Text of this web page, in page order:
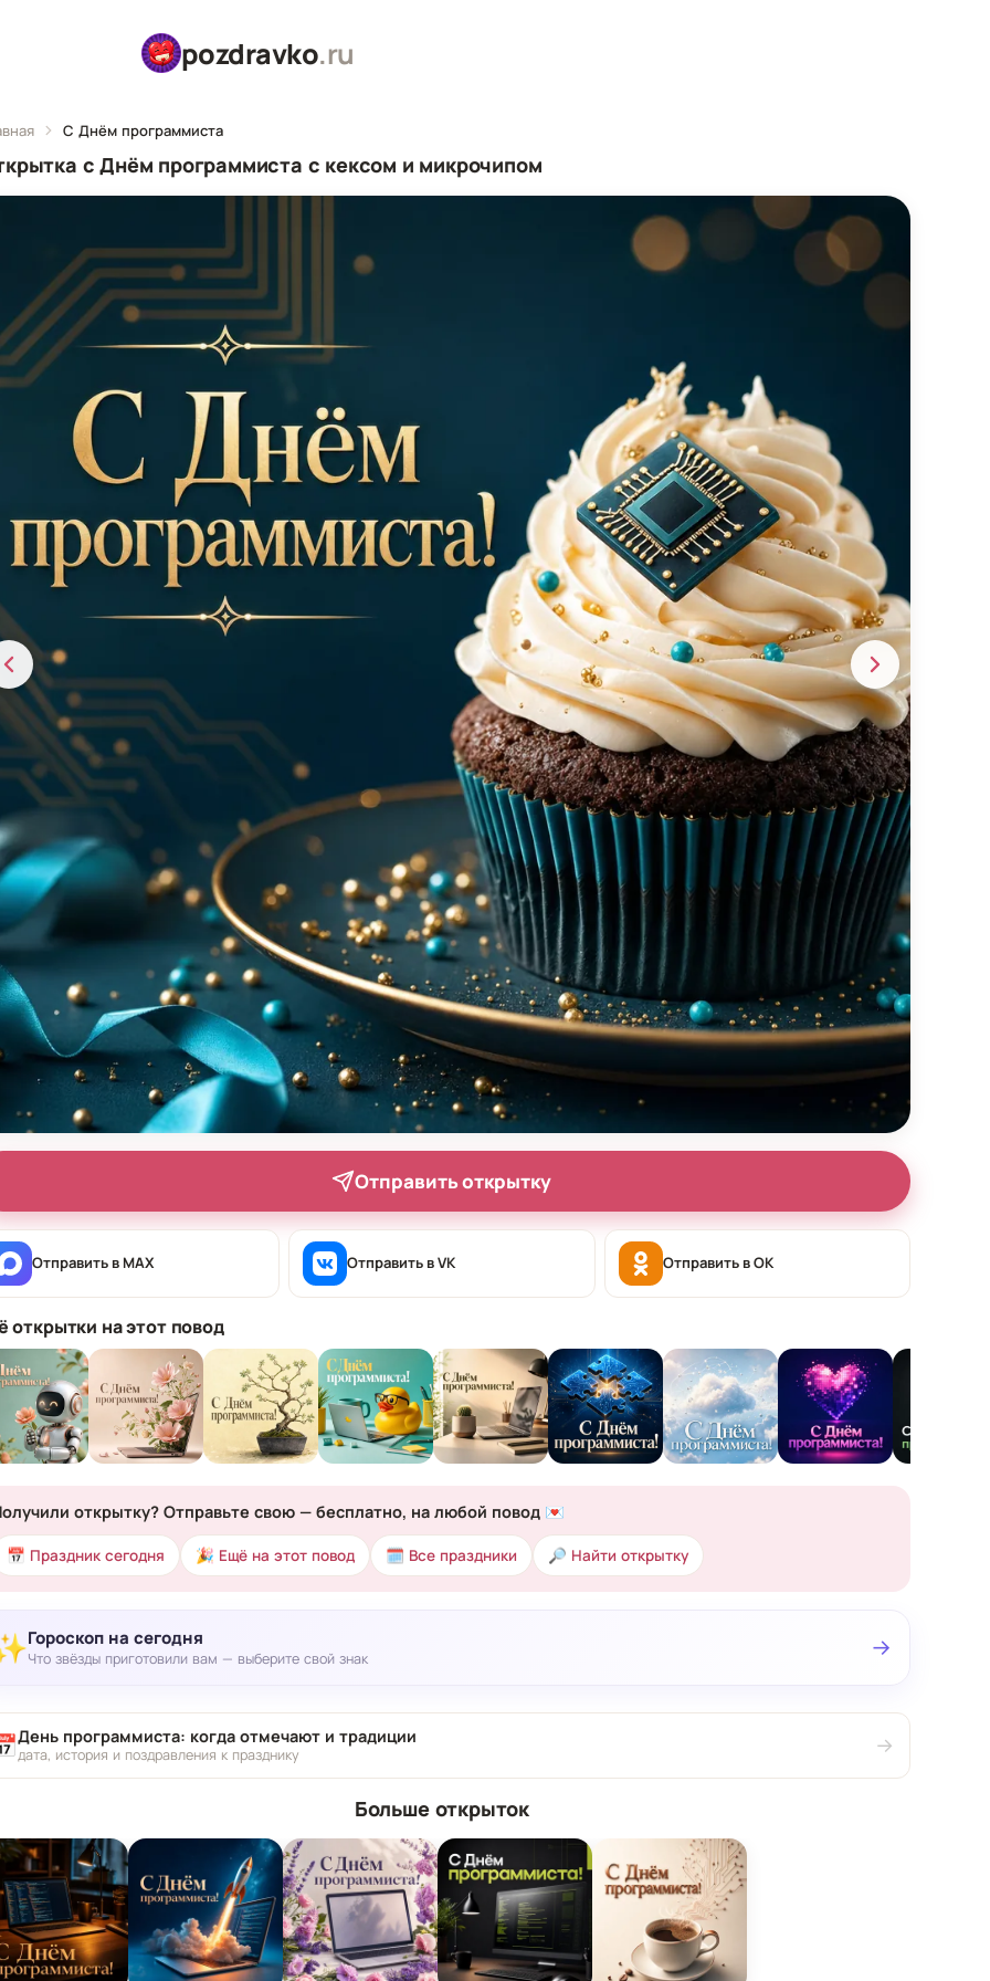
pozdravko.ru
С Днём программиста
с Днём программиста с кексом и микрочипом
Отправить открытку
Отправить в MAX Отправить в VK Отправить в OK
открытки на этот повод
открытку? Отправьте свою — бесплатно, на любой повод 💌
📅 Праздник сегодня 🎉 Ещё на этот повод 🗓 Все праздники 🔎 Найти открытку
Гороскоп на сегодня
Что звёзды приготовили вам — выберите свой знак →
День программиста: когда отмечают и традиции
дата, история и поздравления к празднику →
Больше открыток